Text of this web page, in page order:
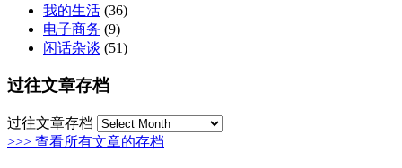
我的生活 (36)
电子商务 (9)
闲话杂谈 (51)
过往文章存档
过往文章存档
>>> 查看所有文章的存档